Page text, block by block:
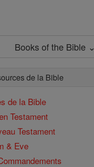
Books of the Bible ⌄
de la Bible
de la Bible
Testament
Testament
& Eve